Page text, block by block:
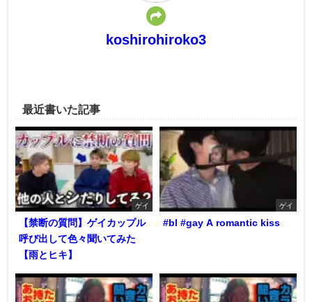
koshirohiroko3
最近書いた記事
ゲイ
【禁断の質問】ゲイカップル
呼び出して色々聞いてみた
【雨とヒキ】
ゲイ
#bl #gay A romantic kiss